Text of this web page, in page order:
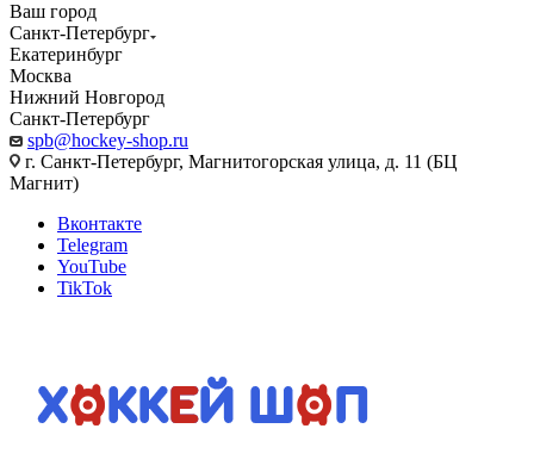
Ваш город
Санкт-Петербург
Екатеринбург
Москва
Нижний Новгород
Санкт-Петербург
spb@hockey-shop.ru
г. Санкт-Петербург, Магнитогорская улица, д. 11 (БЦ
Магнит)
Вконтакте
Telegram
YouTube
TikTok